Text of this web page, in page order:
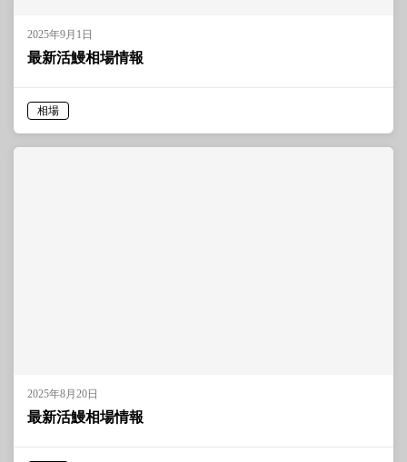
2025年9月1日
最新活鰻相場情報
相場
2025年8月20日
最新活鰻相場情報